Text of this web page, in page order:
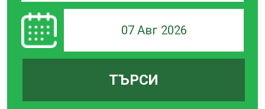
07 Авг 2026
ТЪРСИ